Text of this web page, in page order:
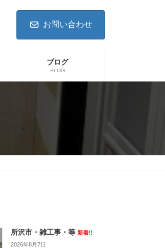
お問い合わせ
ブログ
BLOG
所沢市・雑工事・等 新着!!
2026年8月7日